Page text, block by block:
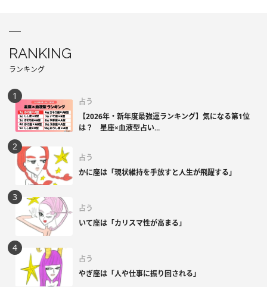
RANKING
ランキング
占う
【2026年・新年度最強運ランキング】気になる第1位
は？ 星座×血液型占い...
占う
かに座は「現状維持を手放すと人生が飛躍する」
占う
いて座は「カリスマ性が高まる」
占う
やぎ座は「人や仕事に振り回される」